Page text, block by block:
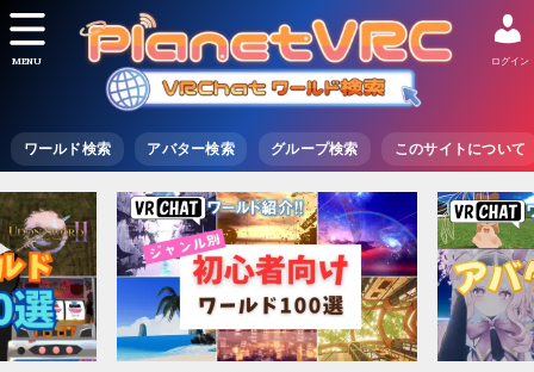
ワールド検索 アバター検索 グループ検索 このサイトについて
ログイン
MENU